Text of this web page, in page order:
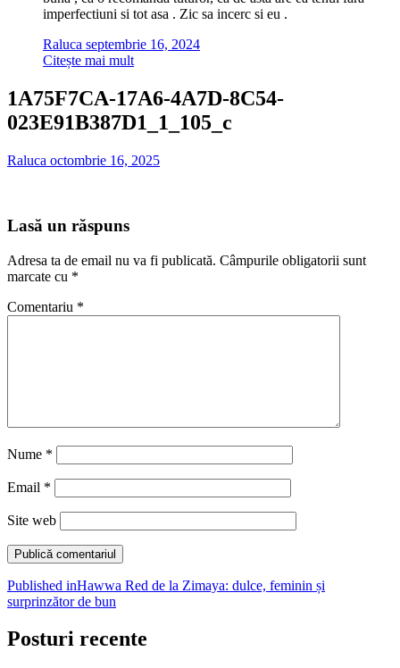
imperfectiuni si tot asa . Zic sa incerc si eu .
Raluca septembrie 16, 2024
Citește mai mult
1A75F7CA-17A6-4A7D-8C54-
023E91B387D1_1_105_c
Raluca octombrie 16, 2025
Lasă un răspuns
Adresa ta de email nu va fi publicată. Câmpurile obligatorii sunt
marcate cu *
Comentariu *
Nume *
Email *
Site web
Navigare
în
articole
Published inHawwa Red de la Zimaya: dulce, feminin și
surprinzător de bun
Posturi recente